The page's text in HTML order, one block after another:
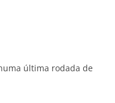
última rodada de